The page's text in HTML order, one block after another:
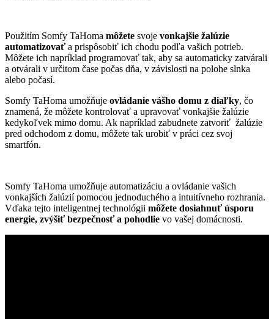
Použitím Somfy TaHoma môžete svoje vonkajšie žalúzie
automatizovaťa prispôsobiť ich chodu podľa vašich potrieb.
Môžete ich napríklad programovať tak, aby sa automaticky zatvárali
a otvárali v určitom čase počas dňa, v závislosti na polohe slnka
alebo počasí.
Somfy TaHoma umožňuje ovládanie vášho domu z diaľky, čo
znamená, že môžete kontrolovať a upravovať vonkajšie žalúzie
kedykoľvek mimo domu. Ak napríklad zabudnete zatvoriť žalúzie
pred odchodom z domu, môžete tak urobiť v práci cez svoj
smartfón.
Somfy TaHoma umožňuje automatizáciu a ovládanie vašich
vonkajších žalúzií pomocou jednoduchého a intuitívneho rozhrania.
Vďaka tejto inteligentnej technológii môžete dosiahnuť úsporu
energie, zvýšiť bezpečnosť a pohodlie vo vašej domácnosti.